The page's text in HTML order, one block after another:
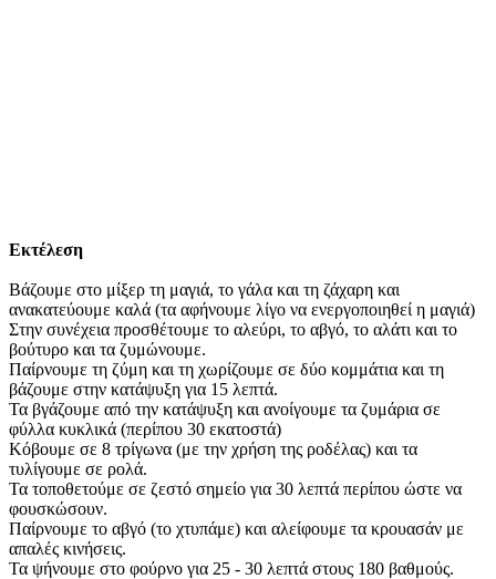
Εκτέλεση
Βάζουμε στο μίξερ τη μαγιά, το γάλα και τη ζάχαρη και
ανακατεύουμε καλά (τα αφήνουμε λίγο να ενεργοποιηθεί η μαγιά)
Στην συνέχεια προσθέτουμε το αλεύρι, το αβγό, το αλάτι και το
βούτυρο και τα ζυμώνουμε.
Παίρνουμε τη ζύμη και τη χωρίζουμε σε δύο κομμάτια και τη
βάζουμε στην κατάψυξη για 15 λεπτά.
Τα βγάζουμε από την κατάψυξη και ανοίγουμε τα ζυμάρια σε
φύλλα κυκλικά (περίπου 30 εκατοστά)
Κόβουμε σε 8 τρίγωνα (με την χρήση της ροδέλας) και τα
τυλίγουμε σε ρολά.
Τα τοποθετούμε σε ζεστό σημείο για 30 λεπτά περίπου ώστε να
φουσκώσουν.
Παίρνουμε το αβγό (το χτυπάμε) και αλείφουμε τα κρουασάν με
απαλές κινήσεις.
Τα ψήνουμε στο φούρνο για 25 - 30 λεπτά στους 180 βαθμούς.